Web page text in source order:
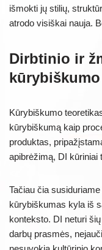
išmokti jų stilių,
atrodo visiškai nauja.
Dirbtinio ir
Kūrybiškumo
kūrybiškumą kaip
produktas,
apibrėžimą, DI kūriniai
Tačiau čia
kūrybiškumas kyla iš
konteksto. DI neturi
darbų prasmės,